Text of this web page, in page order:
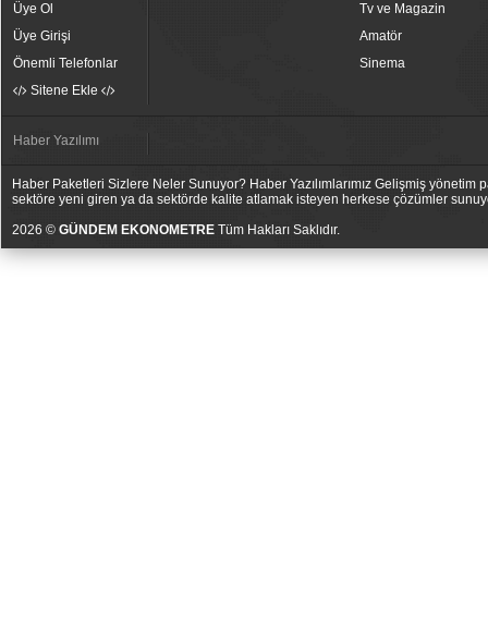
Üye Ol
Üye Girişi
Önemli Telefonlar
Sitene Ekle
Tv ve Magazin
Amatör
Sinema
Haber Yazılımı
Haber Paketleri Sizlere Neler Sunuyor? Haber Yazılımlarımız Gelişmiş
sektöre yeni giren ya da sektörde kalite atlamak isteyen herkese çözümler
2026 © GÜNDEM EKONOMETRE Tüm Hakları Saklıdır.